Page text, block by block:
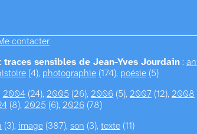
contacter
sensibles de Jean-Yves Jourdain:
(4), photographie(174), poésie(5)
2004(24), 2005 (26), 2006(5), 2007(12), 2008
(8), 2025 (6), 2026(78)
(3), image(387), son (3), texte(11)